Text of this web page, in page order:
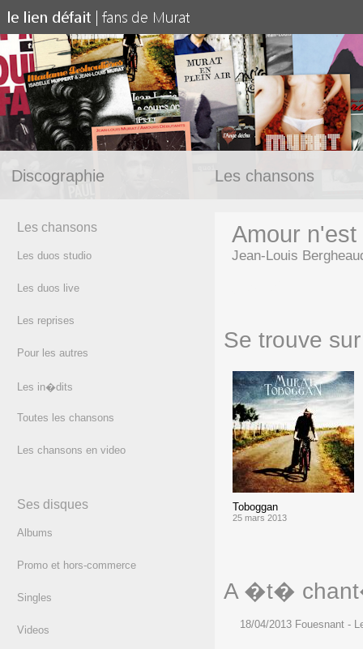
Discographie Les chansons
Les chansons
Les duos studio
Les duos live
Les reprises
Pour les autres
Les in�dits
Toutes les chansons
Les chansons en video
Ses disques
Albums
Promo et hors-commerce
Singles
Videos
Amour
Jean-Louis
Se trouve
Toboggan
25 mars 2013
A �t�
18/04/2013 Fouesnant -